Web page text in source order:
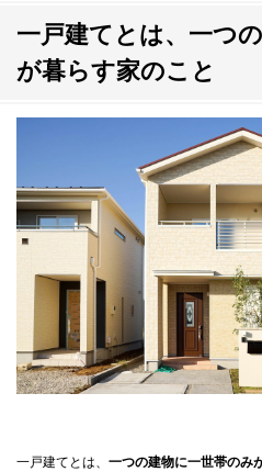
マンション購入のデメリット
大手ハウスメーカーで建てる一戸建て
一戸建てとは一世帯で住む住居のこ
一戸建てとは、 一つ
が暮らす家のこと
一戸建てとは、 一つの建物に一世帯のみ